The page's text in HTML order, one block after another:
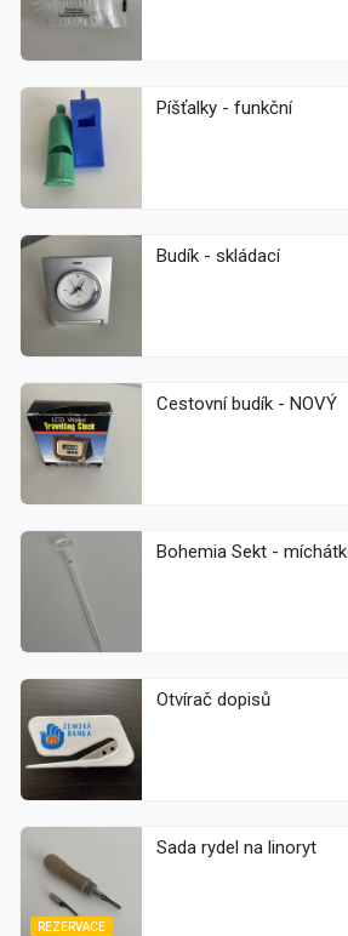
Píšťalky - funkční
Budík - skládací
Cestovní budík - NOVÝ
Bohemia Sekt -
Otvírač dopisů
REZERVACE
Sada rydel na linoryt